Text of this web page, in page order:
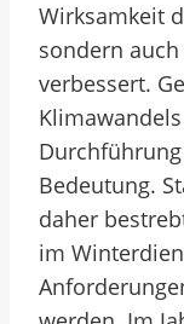
Wirksamkeit
sondern
verbessert.
Bedeutung.
daher
im